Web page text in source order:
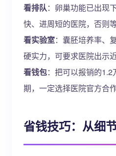
看排队：卵巢功能已出现
快、进周短的医院，否则
看实验室：囊胚培养率、
硬实力，可要求医院出示
看钱包：把可以报销的
期，一定选择医院官方合
省钱技巧：从细